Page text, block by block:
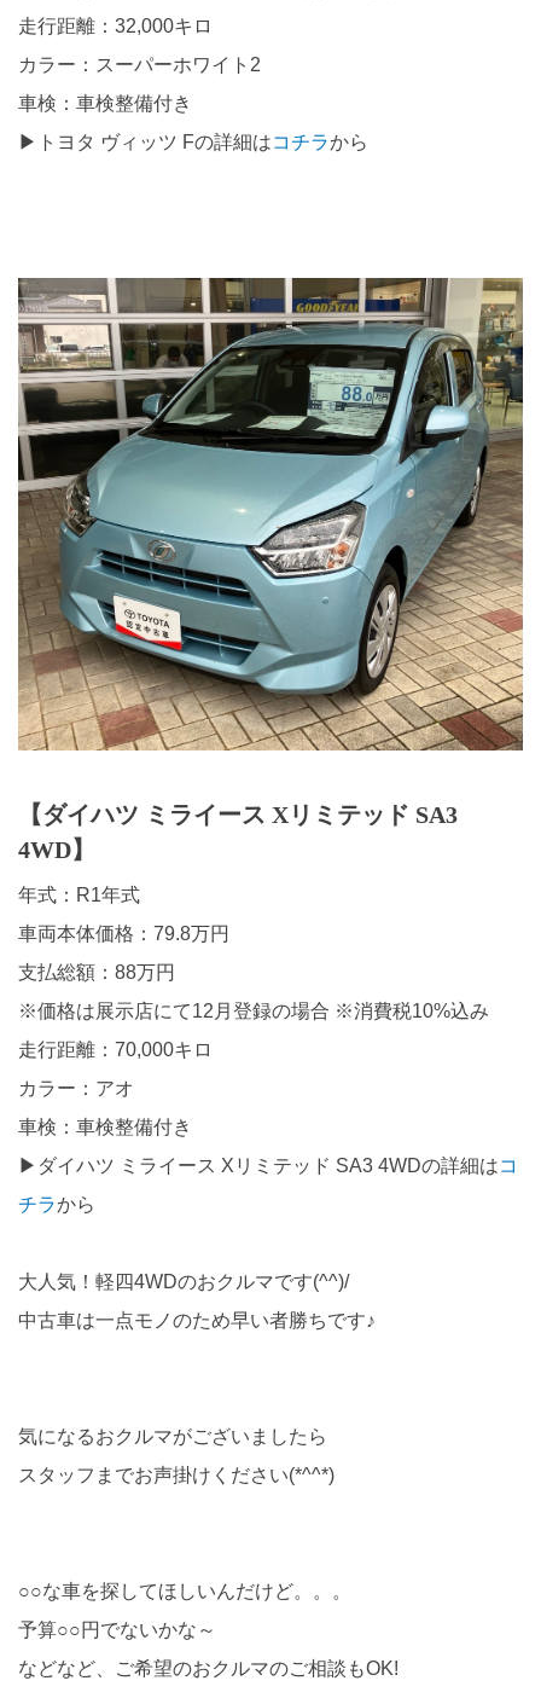
走行距離：32,000キロ
カラー：スーパーホワイト2
車検：車検整備付き
▶トヨタ ヴィッツ Fの詳細はコチラから
【ダイハツ ミライース Xリミテッド SA3
4WD】
年式：R1年式
車両本体価格：79.8万円
支払総額：88万円
※価格は展示店にて12月登録の場合 ※消費税10%込み
走行距離：70,000キロ
カラー：アオ
車検：車検整備付き
▶ダイハツ ミライース Xリミテッド SA3 4WDの詳細はコ
チラから
大人気！軽四4WDのおクルマです(^^)/
中古車は一点モノのため早い者勝ちです♪
気になるおクルマがございましたら
スタッフまでお声掛けください(*^^*)
○○な車を探してほしいんだけど。。。
予算○○円でないかな～
などなど、ご希望のおクルマのご相談もOK!